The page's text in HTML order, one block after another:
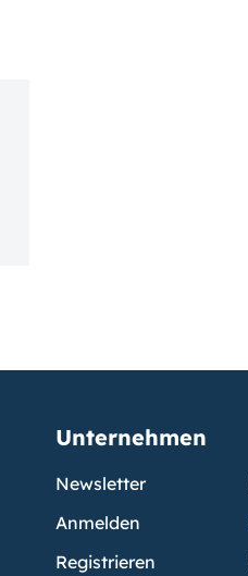
Unternehmen
Newsletter
Anmelden
Registrieren